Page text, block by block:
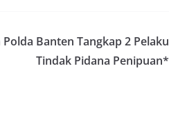
Banten Tangkap 2 Pelaku
Tindak Pidana Penipuan*